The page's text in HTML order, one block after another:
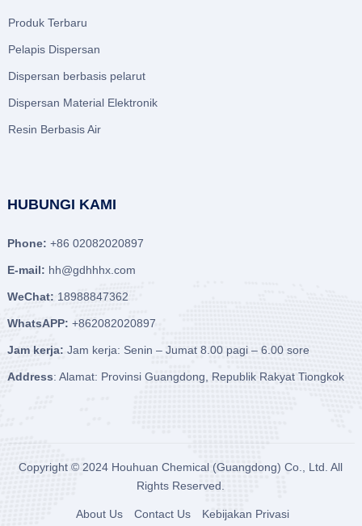
Produk Terbaru
Pelapis Dispersan
Dispersan berbasis pelarut
Dispersan Material Elektronik
Resin Berbasis Air
HUBUNGI KAMI
Phone: +86 02082020897
E-mail: hh@gdhhhx.com
WeChat: 18988847362
WhatsAPP: +862082020897
Jam kerja: Jam kerja: Senin – Jumat 8.00 pagi – 6.00 sore
Address: Alamat: Provinsi Guangdong, Republik Rakyat Tiongkok
Copyright © 2024 Houhuan Chemical (Guangdong) Co., Ltd. All
Rights Reserved.
About Us Contact Us Kebijakan Privasi